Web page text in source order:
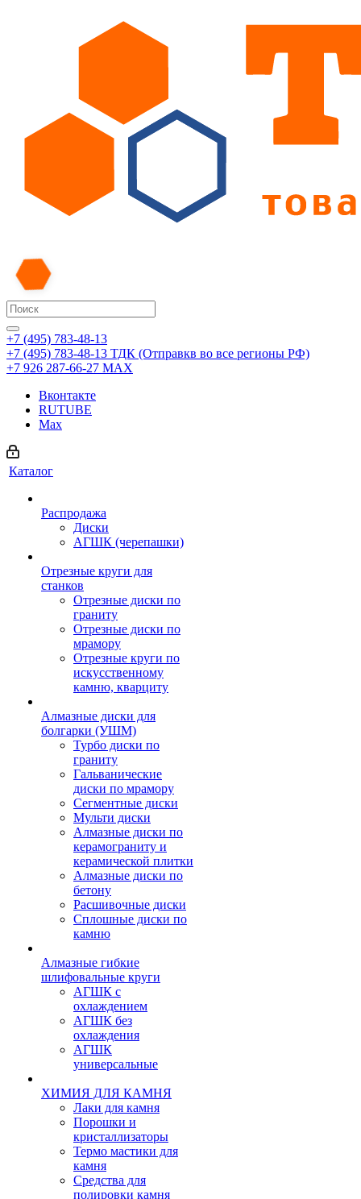
+7 (495) 783-48-13
+7 (495) 783-48-13 ТДК (Отправкв во все регионы РФ)
+7 926 287-66-27 МАХ
Вконтакте
RUTUBE
Max
Каталог
Распродажа
Диски
АГШК (черепашки)
Отрезные круги для
станков
Отрезные диски по
граниту
Отрезные диски по
мрамору
Отрезные круги по
искусственному
камню, кварциту
Алмазные диски для
болгарки (УШМ)
Турбо диски по
граниту
Гальванические
диски по мрамору
Сегментные диски
Мульти диски
Алмазные диски по
керамограниту и
керамической плитки
Алмазные диски по
бетону
Расшивочные диски
Сплошные диски по
камню
Алмазные гибкие
шлифовальные круги
АГШК с
охлаждением
АГШК без
охлаждения
АГШК
универсальные
ХИМИЯ ДЛЯ КАМНЯ
Лаки для камня
Порошки и
кристаллизаторы
Термо мастики для
камня
Средства для
полировки камня